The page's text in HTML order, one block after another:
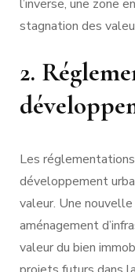
l’inverse, une zone
stagnation des
2.
Les
développement
valeur. Une
aménagement
valeur du bien